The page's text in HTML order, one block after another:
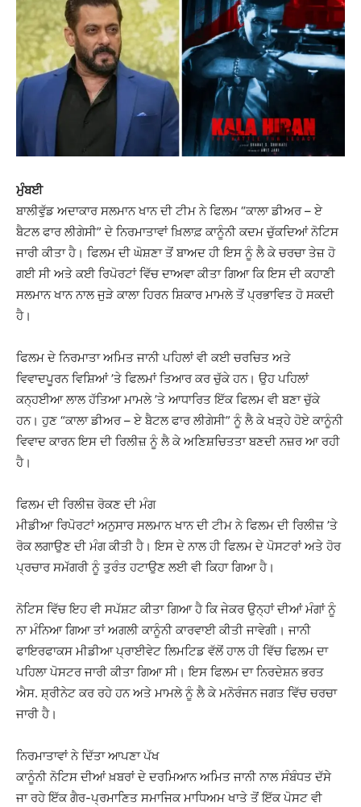
ਮੁੰਬਈ
ਬਾਲੀਵੁੱਡ ਅਦਾਕਾਰ ਸਲਮਾਨ ਖਾਨ ਦੀ ਟੀਮ ਨੇ ਫਿਲਮ “ਕਾਲਾ ਡੀਅਰ – ਏ
ਬੈਟਲ ਫਾਰ ਲੀਗੇਸੀ” ਦੇ ਨਿਰਮਾਤਾਵਾਂ ਖ਼ਿਲਾਫ਼ ਕਾਨੂੰਨੀ ਕਦਮ ਚੁੱਕਦਿਆਂ ਨੋਟਿਸ
ਜਾਰੀ ਕੀਤਾ ਹੈ। ਫਿਲਮ ਦੀ ਘੋਸ਼ਣਾ ਤੋਂ ਬਾਅਦ ਹੀ ਇਸ ਨੂੰ ਲੈ ਕੇ ਚਰਚਾ ਤੇਜ਼ ਹੋ
ਗਈ ਸੀ ਅਤੇ ਕਈ ਰਿਪੋਰਟਾਂ ਵਿੱਚ ਦਾਅਵਾ ਕੀਤਾ ਗਿਆ ਕਿ ਇਸ ਦੀ ਕਹਾਣੀ
ਸਲਮਾਨ ਖਾਨ ਨਾਲ ਜੁੜੇ ਕਾਲਾ ਹਿਰਨ ਸ਼ਿਕਾਰ ਮਾਮਲੇ ਤੋਂ ਪ੍ਰਭਾਵਿਤ ਹੋ ਸਕਦੀ
ਹੈ।
ਫਿਲਮ ਦੇ ਨਿਰਮਾਤਾ ਅਮਿਤ ਜਾਨੀ ਪਹਿਲਾਂ ਵੀ ਕਈ ਚਰਚਿਤ ਅਤੇ
ਵਿਵਾਦਪੂਰਨ ਵਿਸ਼ਿਆਂ ’ਤੇ ਫਿਲਮਾਂ ਤਿਆਰ ਕਰ ਚੁੱਕੇ ਹਨ। ਉਹ ਪਹਿਲਾਂ
ਕਨ੍ਹਈਆ ਲਾਲ ਹੱਤਿਆ ਮਾਮਲੇ ’ਤੇ ਆਧਾਰਿਤ ਇੱਕ ਫਿਲਮ ਵੀ ਬਣਾ ਚੁੱਕੇ
ਹਨ। ਹੁਣ “ਕਾਲਾ ਡੀਅਰ – ਏ ਬੈਟਲ ਫਾਰ ਲੀਗੇਸੀ” ਨੂੰ ਲੈ ਕੇ ਖੜ੍ਹੇ ਹੋਏ ਕਾਨੂੰਨੀ
ਵਿਵਾਦ ਕਾਰਨ ਇਸ ਦੀ ਰਿਲੀਜ਼ ਨੂੰ ਲੈ ਕੇ ਅਣਿਸ਼ਚਿਤਤਾ ਬਣਦੀ ਨਜ਼ਰ ਆ ਰਹੀ
ਹੈ।
ਫਿਲਮ ਦੀ ਰਿਲੀਜ਼ ਰੋਕਣ ਦੀ ਮੰਗ
ਮੀਡੀਆ ਰਿਪੋਰਟਾਂ ਅਨੁਸਾਰ ਸਲਮਾਨ ਖਾਨ ਦੀ ਟੀਮ ਨੇ ਫਿਲਮ ਦੀ ਰਿਲੀਜ਼ ’ਤੇ
ਰੋਕ ਲਗਾਉਣ ਦੀ ਮੰਗ ਕੀਤੀ ਹੈ। ਇਸ ਦੇ ਨਾਲ ਹੀ ਫਿਲਮ ਦੇ ਪੋਸਟਰਾਂ ਅਤੇ ਹੋਰ
ਪ੍ਰਚਾਰ ਸਮੱਗਰੀ ਨੂੰ ਤੁਰੰਤ ਹਟਾਉਣ ਲਈ ਵੀ ਕਿਹਾ ਗਿਆ ਹੈ।
ਨੋਟਿਸ ਵਿੱਚ ਇਹ ਵੀ ਸਪੱਸ਼ਟ ਕੀਤਾ ਗਿਆ ਹੈ ਕਿ ਜੇਕਰ ਉਨ੍ਹਾਂ ਦੀਆਂ ਮੰਗਾਂ ਨੂੰ
ਨਾ ਮੰਨਿਆ ਗਿਆ ਤਾਂ ਅਗਲੀ ਕਾਨੂੰਨੀ ਕਾਰਵਾਈ ਕੀਤੀ ਜਾਵੇਗੀ। ਜਾਨੀ
ਫਾਇਰਫਾਕਸ ਮੀਡੀਆ ਪ੍ਰਾਈਵੇਟ ਲਿਮਟਿਡ ਵੱਲੋਂ ਹਾਲ ਹੀ ਵਿੱਚ ਫਿਲਮ ਦਾ
ਪਹਿਲਾ ਪੋਸਟਰ ਜਾਰੀ ਕੀਤਾ ਗਿਆ ਸੀ। ਇਸ ਫਿਲਮ ਦਾ ਨਿਰਦੇਸ਼ਨ ਭਰਤ
ਐਸ. ਸ਼੍ਰੀਨੇਟ ਕਰ ਰਹੇ ਹਨ ਅਤੇ ਮਾਮਲੇ ਨੂੰ ਲੈ ਕੇ ਮਨੋਰੰਜਨ ਜਗਤ ਵਿੱਚ ਚਰਚਾ
ਜਾਰੀ ਹੈ।
ਨਿਰਮਾਤਾਵਾਂ ਨੇ ਦਿੱਤਾ ਆਪਣਾ ਪੱਖ
ਕਾਨੂੰਨੀ ਨੋਟਿਸ ਦੀਆਂ ਖ਼ਬਰਾਂ ਦੇ ਦਰਮਿਆਨ ਅਮਿਤ ਜਾਨੀ ਨਾਲ ਸੰਬੰਧਤ ਦੱਸੇ
ਜਾ ਰਹੇ ਇੱਕ ਗੈਰ-ਪ੍ਰਮਾਣਿਤ ਸਮਾਜਿਕ ਮਾਧਿਅਮ ਖਾਤੇ ਤੋਂ ਇੱਕ ਪੋਸਟ ਵੀ